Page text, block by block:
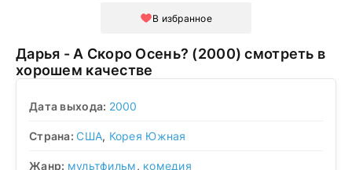
В избранное
Дарья - А Скоро Осень? (2000) смотреть в
хорошем качестве
Дата выхода: 2000
Страна:США, Корея Южная
Жанр: мультфильм, комедия